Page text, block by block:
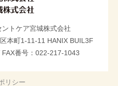
トケア宮城株式会社
本町1-11-11 HANIX BUIL3F
番号：022-217-1043
リシー